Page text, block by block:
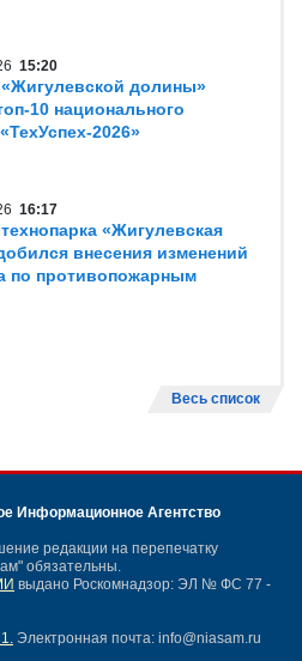
15:20
«Жигулевской долины»
10 национального
2026»
16:17
«Жигулевская
внесения изменений
по противопожарным
Весь список
Информационное Агентство
редакции на перепечатку
обязательны.
выдано Роскомнадзор: ЭЛ № ФС 77 -
Электронная почта: info@niasam.ru